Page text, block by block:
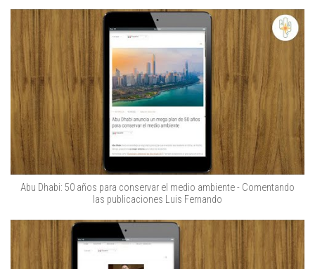
Abu Dhabi: 50 años para conservar el medio ambiente - Comentando
las publicaciones Luis Fernando